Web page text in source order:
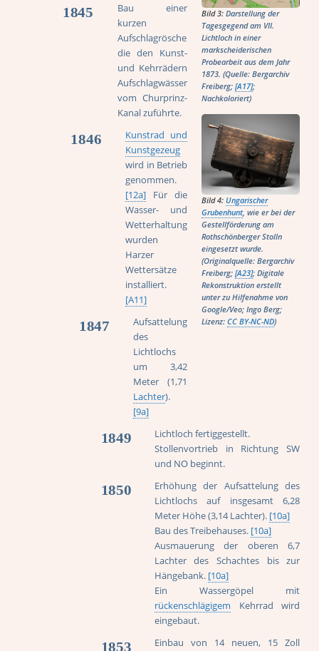
Bild 3:Darstellung der
Tagesgegend am VII.
Lichtloch in einer
markscheiderischen
Probearbeit aus dem Jahr
1873. (Quelle: Bergarchiv
Freiberg;[A17];
Nachkoloriert)
Bild 4:Ungarischer
Grubenhunt, wie er bei der
Gestellförderung am
Rothschönberger Stolln
eingesetzt wurde.
(Originalquelle: Bergarchiv
Freiberg;[A23]; Digitale
Rekonstruktion erstellt
unter zu Hilfenahme von
Google/Veo; Ingo Berg;
Lizenz:CC BY-NC-ND)
1845
Bau einer
kurzen
Aufschlagrösche
die den Kunst-
und Kehrrädern
Aufschlagwässer
vom Churprinz-
Kanal zuführte.
1846
Kunstrad und
Kunstgezeug
wird in Betrieb
genommen.
[12a] Für die
Wasser- und
Wetterhaltung
wurden
Harzer
Wettersätze
installiert.
[A11]
1847
Aufsattelung
des
Lichtlochs
um 3,42
Meter (1,71
Lachter).
[9a]
1849
Lichtloch fertiggestellt.
Stollenvortrieb in Richtung SW
und NO beginnt.
1850
Erhöhung der Aufsattelung des
Lichtlochs auf insgesamt 6,28
Meter Höhe (3,14 Lachter). [10a]
Bau des Treibehauses. [10a]
Ausmauerung der oberen 6,7
Lachter des Schachtes bis zur
Hängebank. [10a]
Ein Wassergöpel mit
rückenschlägigem Kehrrad wird
eingebaut.
1853
Einbau von 14 neuen, 15 Zoll